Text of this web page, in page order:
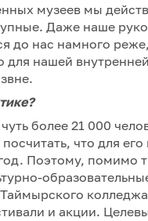
музеев мы
Даже наше
до нас намного
для нашей
более 21 000
что для
Поэтому, помимо
и акции.